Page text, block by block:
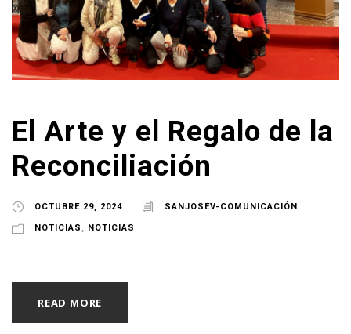
El Arte y el Regalo de la
Reconciliación
OCTUBRE 29, 2024 SANJOSEV-COMUNICACIÓN
NOTICIAS , NOTICIAS
READ MORE